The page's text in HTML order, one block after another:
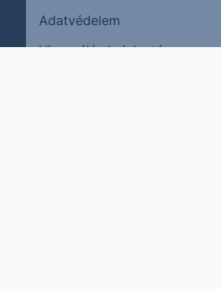
Adatvédelem
Visszaélés bejelentése